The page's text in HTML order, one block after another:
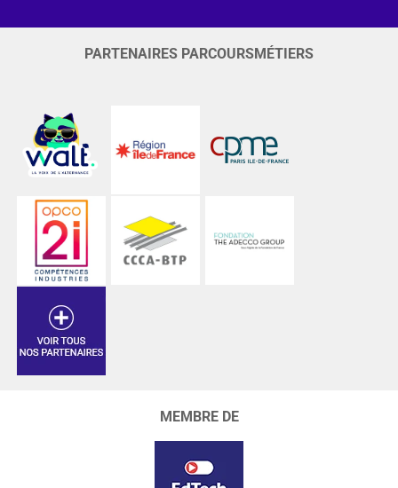
PARTENAIRES PARCOURSMÉTIERS
MEMBRE DE